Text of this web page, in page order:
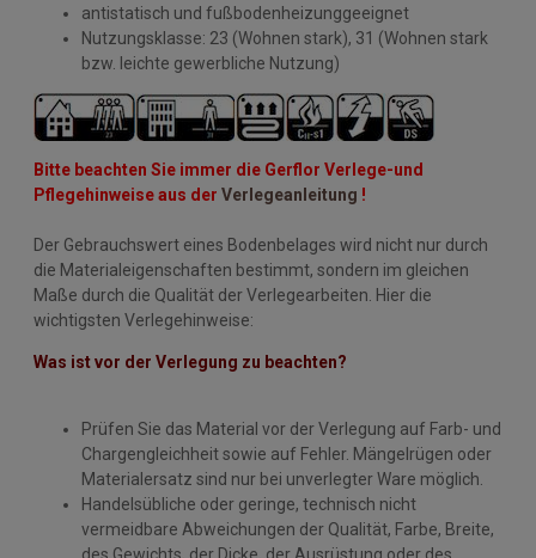
antistatisch und fußbodenheizunggeeignet
Nutzungsklasse: 23 (Wohnen stark), 31 (Wohnen stark
bzw. leichte gewerbliche Nutzung)
Bitte beachten Sie immer die Gerflor Verlege-und
Pflegehinweise aus der Verlegeanleitung !
Der Gebrauchswert eines Bodenbelages wird nicht nur durch
die Materialeigenschaften bestimmt, sondern im gleichen
Maße durch die Qualität der Verlegearbeiten. Hier die
wichtigsten Verlegehinweise:
Was ist vor der Verlegung zu beachten?
Prüfen Sie das Material vor der Verlegung auf Farb- und
Chargengleichheit sowie auf Fehler. Mängelrügen oder
Materialersatz sind nur bei unverlegter Ware möglich.
Handelsübliche oder geringe, technisch nicht
vermeidbare Abweichungen der Qualität, Farbe, Breite,